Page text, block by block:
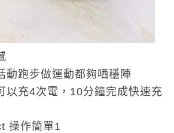
動跑步做運動都夠哂穩陣
以充4次電，10分鐘完成快速充
操作簡單1